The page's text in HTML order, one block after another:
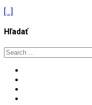
[…]
Hľadať
Search
for: